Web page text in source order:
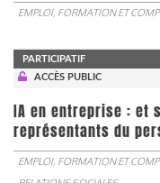
EMPLOI, FORMATION ET
PARTICIPATIF
ACCÈS PUBLIC
IA en entreprise : et
représentants du
EMPLOI, FORMATION ET